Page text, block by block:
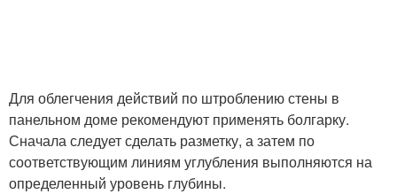
Для облегчения действий по штроблению стены в
панельном доме рекомендуют применять болгарку.
Сначала следует сделать разметку, а затем по
соответствующим линиям углубления выполняются на
определенный уровень глубины.